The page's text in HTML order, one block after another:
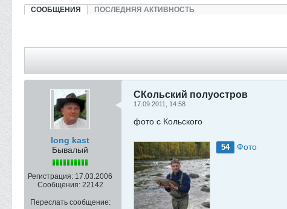
СООБЩЕНИЯ ПОСЛЕДНЯЯ АКТИВНОСТЬ
long kast
Бывалый
Регистрация: 17.03.2006
Сообщения: 22142
Переслать сообщение:
СКольский полуостров
17.09.2011, 14:58
фото с Кольского
54 Фото